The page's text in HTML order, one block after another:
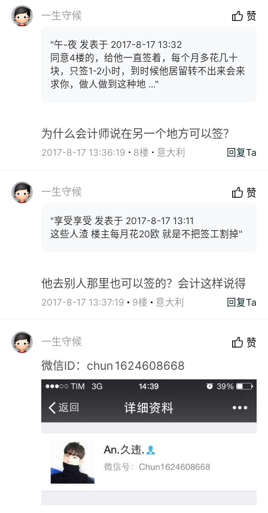
一生守候 赞
"午-夜 发表于 2017-8-17 13:32
同意4楼的，给他一直签着，每个月多花几十
块，只签1-2小时，到时候他居留转不出来会来
求你，做人做到这种地 ..."
为什么会计师说在另一个地方可以签？
2017-8-17 13:36:19 8楼 意大利 回复Ta
一生守候 赞
"享受享受 发表于 2017-8-17 13:11
这些人渣 楼主每月花20欧 就是不把签工割掉"
他去别人那里也可以签的？会计这样说得
2017-8-17 13:37:19 9楼 意大利 回复Ta
一生守候 赞
微信ID：chun 1624608668